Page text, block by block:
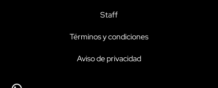
Staff
Términos y condiciones
Aviso de privacidad